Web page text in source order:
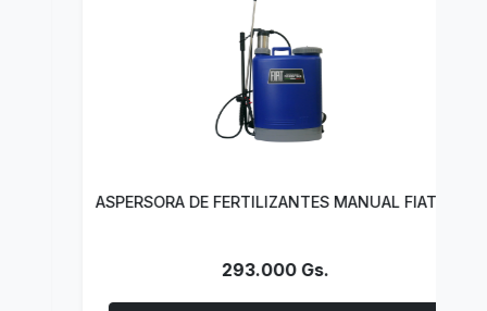
ASPERSORA DE FERTILIZANTES MANUAL FIAT 20LT
293.000 Gs.